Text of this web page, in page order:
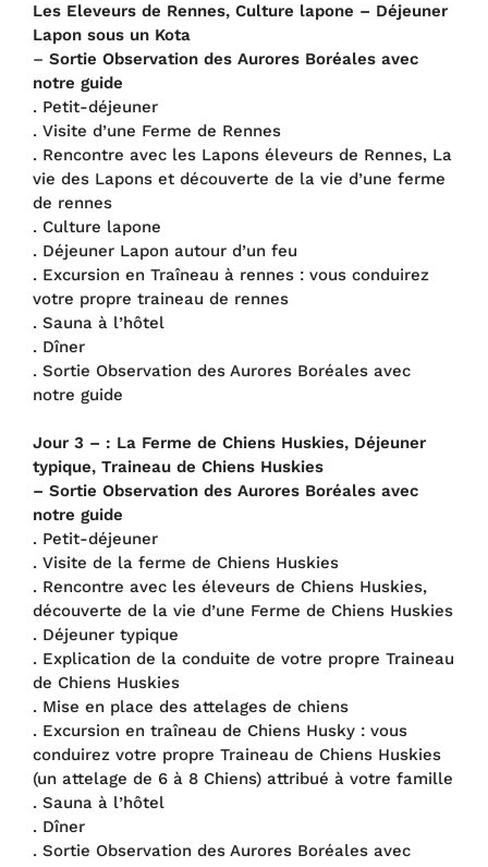
Les Eleveurs de Rennes, Culture lapone – Déjeuner
Lapon sous un Kota
– Sortie Observation des Aurores Boréales avec
notre guide
. Petit-déjeuner
. Visite d’une Ferme de Rennes
. Rencontre avec les Lapons éleveurs de Rennes, La
vie des Lapons et découverte de la vie d’une ferme
de rennes
. Culture lapone
. Déjeuner Lapon autour d’un feu
. Excursion en Traîneau à rennes : vous conduirez
votre propre traineau de rennes
. Sauna à l’hôtel
. Dîner
. Sortie Observation des Aurores Boréales avec
notre guide
Jour 3 – : La Ferme de Chiens Huskies, Déjeuner
typique, Traineau de Chiens Huskies
– Sortie Observation des Aurores Boréales avec
notre guide
. Petit-déjeuner
. Visite de la ferme de Chiens Huskies
. Rencontre avec les éleveurs de Chiens Huskies,
découverte de la vie d’une Ferme de Chiens Huskies
. Déjeuner typique
. Explication de la conduite de votre propre Traineau
de Chiens Huskies
. Mise en place des attelages de chiens
. Excursion en traîneau de Chiens Husky : vous
conduirez votre propre Traineau de Chiens Huskies
(un attelage de 6 à 8 Chiens) attribué à votre famille
. Sauna à l’hôtel
. Dîner
. Sortie Observation des Aurores Boréales avec